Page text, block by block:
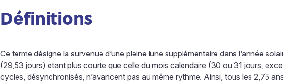
Définitions
Ce terme désigne la survenue d’une pleine lune supplémentaire dans l’année
(29,53 jours) étant plus courte que celle du mois calendaire (30 ou 31 jours,
cycles, désynchronisés, n’avancent pas au même rythme. Ainsi, tous les 2,75